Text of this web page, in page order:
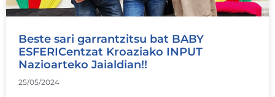
Beste sari garrantzitsu bat BABY
ESFERICentzat Kroaziako INPUT
Nazioarteko Jaialdian!!
25/05/2024